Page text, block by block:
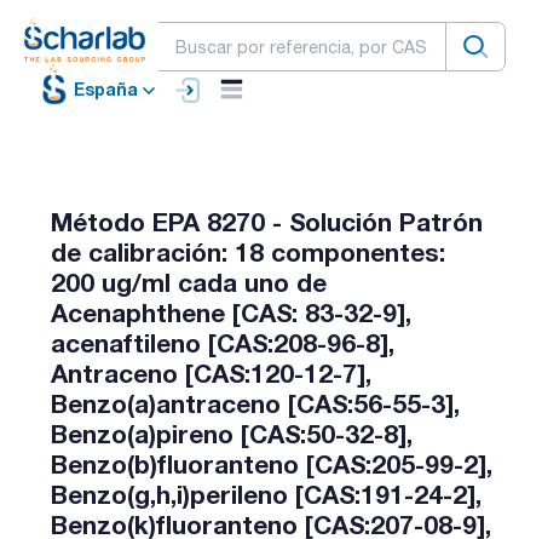
España
Método EPA 8270 - Solución Patrón
de calibración: 18 componentes:
200 ug/ml cada uno de
Acenaphthene [CAS: 83-32-9],
acenaftileno [CAS:208-96-8],
Antraceno [CAS:120-12-7],
Benzo(a)antraceno [CAS:56-55-3],
Benzo(a)pireno [CAS:50-32-8],
Benzo(b)fluoranteno [CAS:205-99-2],
Benzo(g,h,i)perileno [CAS:191-24-2],
Benzo(k)fluoranteno [CAS:207-08-9],